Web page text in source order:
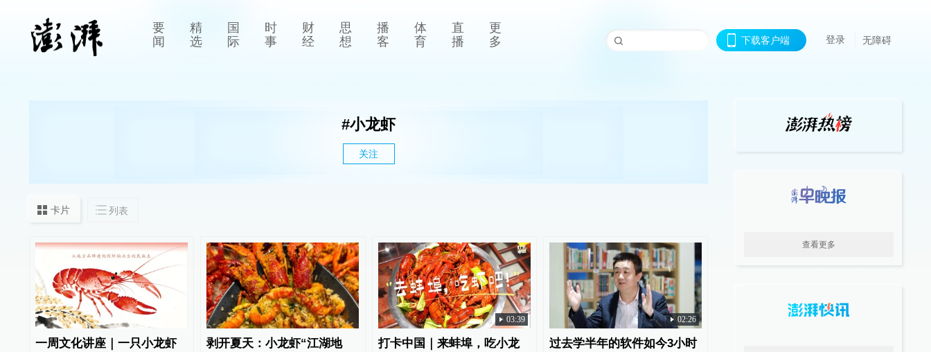
要
闻
精
选
国
际
时
事
财
经
思
想
播
客
体
育
直
播
更
多
下载客户端 登录 无障碍
#小龙虾
关注
卡片 列表
一周文化讲座｜一只小龙虾
剥开夏天：小龙虾“江湖地
03:39
打卡中国｜来蚌埠，吃小龙
02:26
过去学半年的软件如今3小时
查看更多